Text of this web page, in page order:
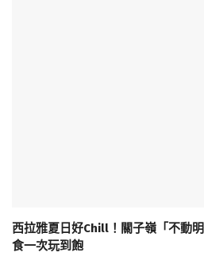
西拉雅夏日好Chill！關子嶺「不動
食一次玩到飽